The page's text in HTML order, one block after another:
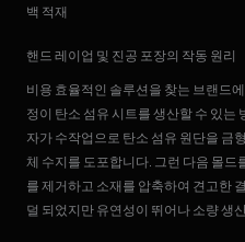
백 적재
핸드 레이업 및 진공 포장의 작동 원리
비용 효율적인 솔루션을 찾는 브랜드
정이 탄소 섬유 시트를 생산할 수 있는
자가 수작업으로 탄소 섬유 원단을 금
체 수지를 도포합니다. 그런 다음 몰드
를 제거하고 소재를 압축하여 견고한
덜 되었지만 유연성이 뛰어나 소량 생